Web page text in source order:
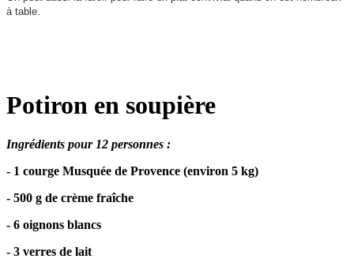
à table.
Potiron en soupière
Ingrédients pour 12 personnes :
- 1 courge Musquée de Provence (environ 5 kg)
- 500 g de crème fraîche
- 6 oignons blancs
- 3 verres de lait